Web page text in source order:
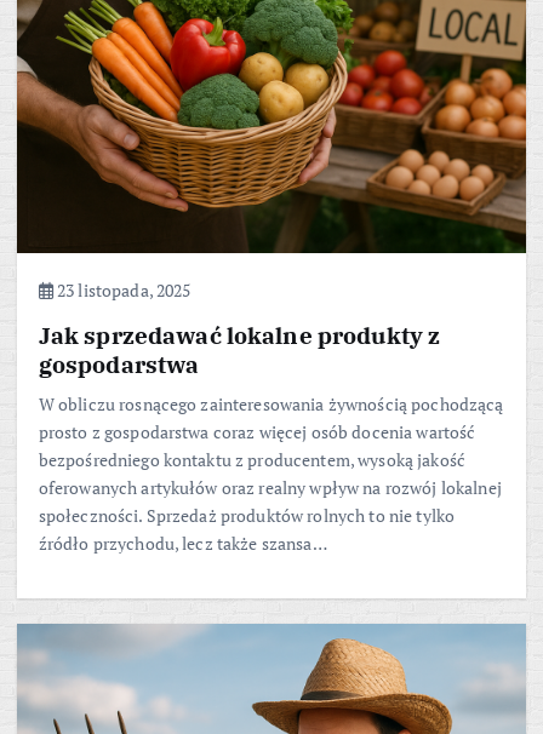
23 listopada, 2025
Jak sprzedawać lokalne produkty z
gospodarstwa
W obliczu rosnącego zainteresowania żywnością pochodzącą
prosto z gospodarstwa coraz więcej osób docenia wartość
bezpośredniego kontaktu z producentem, wysoką jakość
oferowanych artykułów oraz realny wpływ na rozwój lokalnej
społeczności. Sprzedaż produktów rolnych to nie tylko
źródło przychodu, lecz także szansa…